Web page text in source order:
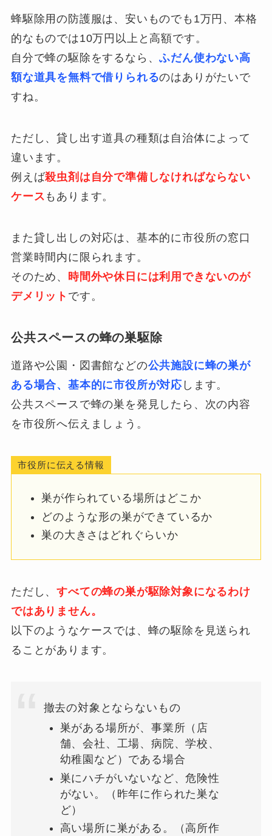
蜂駆除用の防護服は、安いものでも1万円、本格
的なものでは10万円以上と高額です。
自分で蜂の駆除をするなら、ふだん使わない高
額な道具を無料で借りられるのはありがたいで
すね。
ただし、貸し出す道具の種類は自治体によって
違います。
例えば殺虫剤は自分で準備しなければならない
ケース もあります。
また貸し出しの対応は、基本的に市役所の窓口
営業時間内に限られます。
そのため、
時間外や休日には利用できないのが
デメリット です。
公共スペースの蜂の巣駆除
道路や公園・図書館などの公共施設に蜂の巣が
ある場合、基本的に市役所が対応 します。
公共スペースで蜂の巣を発見したら、次の内容
を市役所へ伝えましょう。
市役所に伝える情報
巣が作られている場所はどこか
どのような形の巣ができているか
巣の大きさはどれぐらいか
ただし、すべての蜂の巣が駆除対象になるわけ
ではありません。
以下のようなケースでは、蜂の駆除を見送られ
ることがあります。
撤去の対象とならないもの
巣がある場所が、事業所（店
舗、会社、工場、病院、学校、
幼稚園など）である場合
巣にハチがいないなど、危険性
がない。（昨年に作られた巣な
ど）
高い場所に巣がある。（高所作